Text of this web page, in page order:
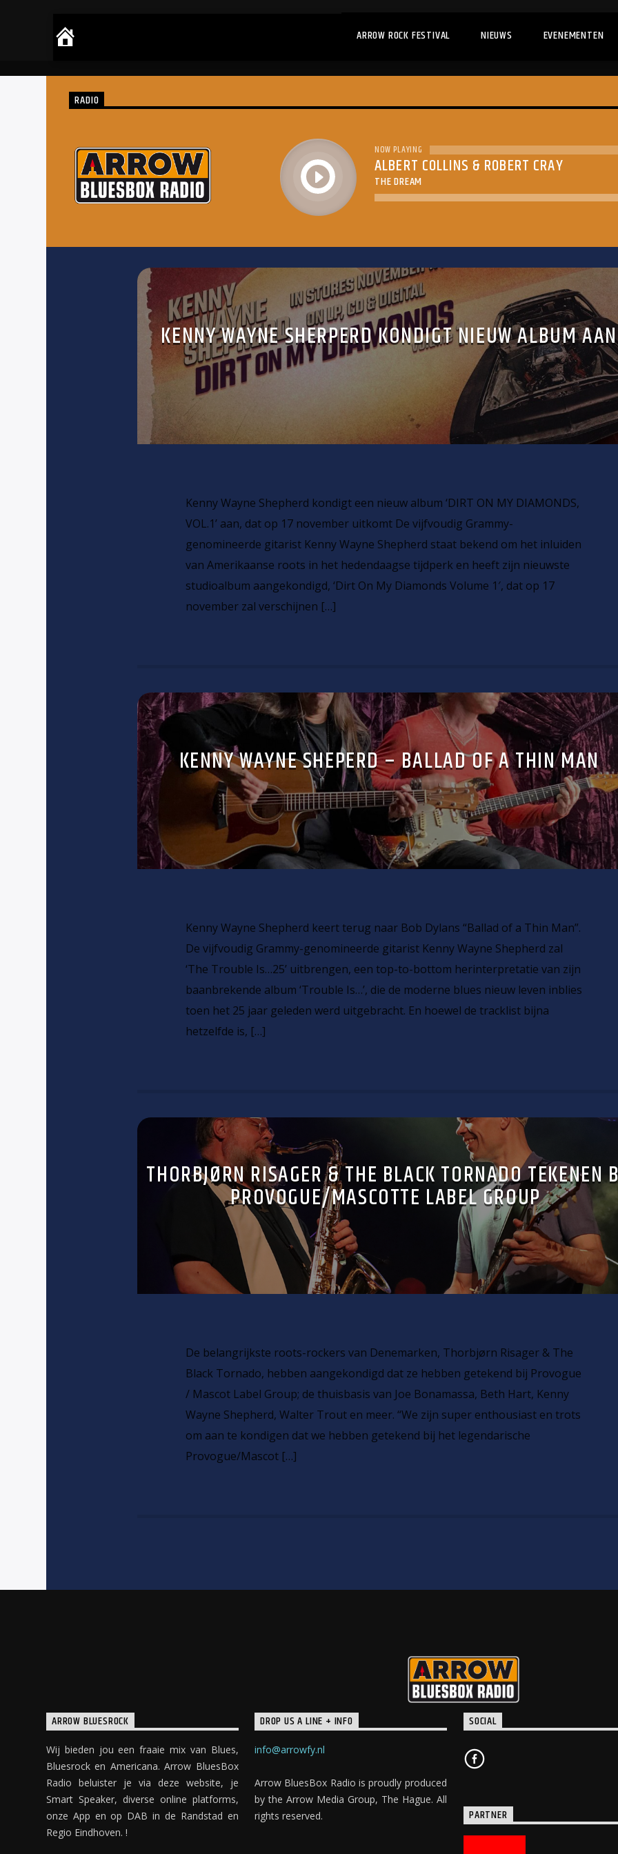
ARROW ROCK FESTIVAL NIEUWS EVENEMENTEN
RADIO
play
NOW PLAYING
ALBERT COLLINS & ROBERT CRAY
THE DREAM
KENNY WAYNE SHERPERD KONDIGT NIEUW ALBUM AAN
Kenny Wayne Shepherd kondigt een nieuw album ‘DIRT ON MY DIAMONDS,
VOL.1’ aan, dat op 17 november uitkomt De vijfvoudig Grammy-
genomineerde gitarist Kenny Wayne Shepherd staat bekend om het inluiden
van Amerikaanse roots in het hedendaagse tijdperk en heeft zijn nieuwste
studioalbum aangekondigd, ‘Dirt On My Diamonds Volume 1′, dat op 17
november zal verschijnen […]
KENNY WAYNE SHEPERD – BALLAD OF A THIN MAN
Kenny Wayne Shepherd keert terug naar Bob Dylans “Ballad of a Thin Man”.
De vijfvoudig Grammy-genomineerde gitarist Kenny Wayne Shepherd zal
‘The Trouble Is…25’ uitbrengen, een top-to-bottom herinterpretatie van zijn
baanbrekende album ‘Trouble Is…’, die de moderne blues nieuw leven inblies
toen het 25 jaar geleden werd uitgebracht. En hoewel de tracklist bijna
hetzelfde is, […]
THORBJØRN RISAGER & THE BLACK TORNADO TEKENEN
PROVOGUE/MASCOTTE LABEL GROUP
De belangrijkste roots-rockers van Denemarken, Thorbjørn Risager & The
Black Tornado, hebben aangekondigd dat ze hebben getekend bij Provogue
/ Mascot Label Group; de thuisbasis van Joe Bonamassa, Beth Hart, Kenny
Wayne Shepherd, Walter Trout en meer. “We zijn super enthousiast en trots
om aan te kondigen dat we hebben getekend bij het legendarische
Provogue/Mascot […]
ARROW BLUESROCK
Wij bieden jou een fraaie mix van Blues,
Bluesrock en Americana. Arrow BluesBox
Radio beluister je via deze website, je
Smart Speaker, diverse online platforms,
onze App en op DAB in de Randstad en
Regio Eindhoven. !
DROP US A LINE + INFO
info@arrowfy.nl
Arrow BluesBox Radio is proudly produced
by the Arrow Media Group, The Hague. All
rights reserved.
SOCIAL
PARTNER